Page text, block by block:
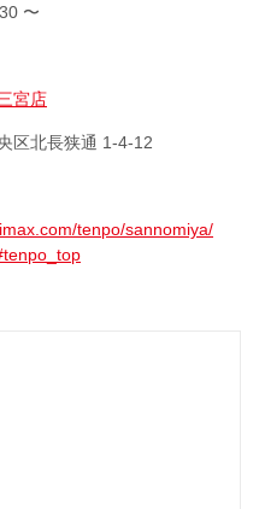
〜
宮店
区北長狭通 1-4-12
tenpo/sannomiya/